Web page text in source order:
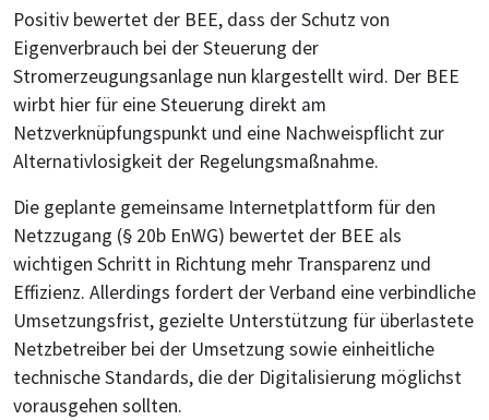
Positiv bewertet der BEE, dass der Schutz von
Eigenverbrauch bei der Steuerung der
Stromerzeugungsanlage nun klargestellt wird. Der BEE
wirbt hier für eine Steuerung direkt am
Netzverknüpfungspunkt und eine Nachweispflicht zur
Alternativlosigkeit der Regelungsmaßnahme.
Die geplante gemeinsame Internetplattform für den
Netzzugang (§ 20b EnWG) bewertet der BEE als
wichtigen Schritt in Richtung mehr Transparenz und
Effizienz. Allerdings fordert der Verband eine verbindliche
Umsetzungsfrist, gezielte Unterstützung für überlastete
Netzbetreiber bei der Umsetzung sowie einheitliche
technische Standards, die der Digitalisierung möglichst
vorausgehen sollten.